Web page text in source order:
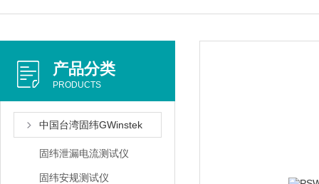
产品分类
PRODUCTS
中国台湾固纬GWinstek
固纬泄漏电流测试仪
固纬安规测试仪